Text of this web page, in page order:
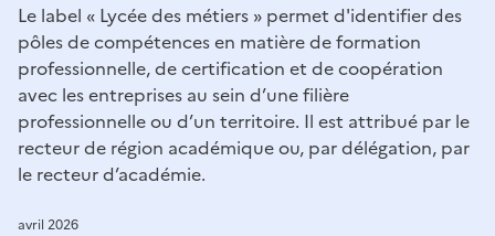
Le label « Lycée des métiers » permet d'identifier des
pôles de compétences en matière de formation
professionnelle, de certification et de coopération
avec les entreprises au sein d’une filière
professionnelle ou d’un territoire. Il est attribué par le
recteur de région académique ou, par délégation, par
le recteur d’académie.
avril 2026